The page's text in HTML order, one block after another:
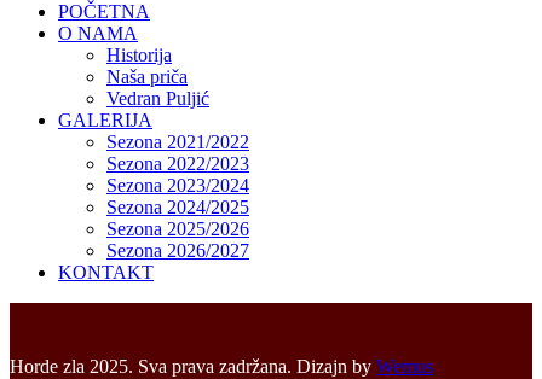
POČETNA
O NAMA
Historija
Naša priča
Vedran Puljić
GALERIJA
Sezona 2021/2022
Sezona 2022/2023
Sezona 2023/2024
Sezona 2024/2025
Sezona 2025/2026
Sezona 2026/2027
KONTAKT
Horde zla 2025. Sva prava zadržana. Dizajn by Wemus